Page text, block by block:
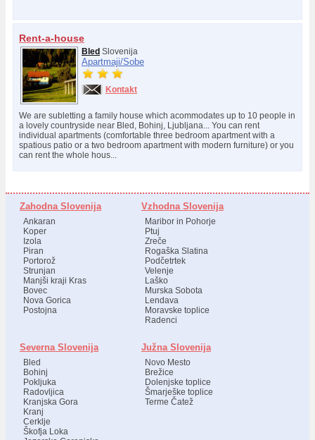
Rent-a-house
Bled Slovenija
Apartmaji/Sobe
Kontakt
We are subletting a family house which acommodates up to 10 people in
a lovely countryside near Bled, Bohinj, Ljubljana... You can rent
individual apartments (comfortable three bedroom apartment with a
spatious patio or a two bedroom apartment with modern furniture) or you
can rent the whole hous...
Zahodna Slovenija
Ankaran
Koper
Izola
Piran
Portorož
Strunjan
Manjši kraji Kras
Bovec
Nova Gorica
Postojna
Vzhodna Slovenija
Maribor in Pohorje
Ptuj
Zreče
Rogaška Slatina
Podčetrtek
Velenje
Laško
Murska Sobota
Lendava
Moravske toplice
Radenci
Severna Slovenija
Bled
Bohinj
Pokljuka
Radovljica
Kranjska Gora
Kranj
Cerklje
Škofja Loka
Južna Slovenija
Novo Mesto
Brežice
Dolenjske toplice
Šmarješke toplice
Terme Čatež